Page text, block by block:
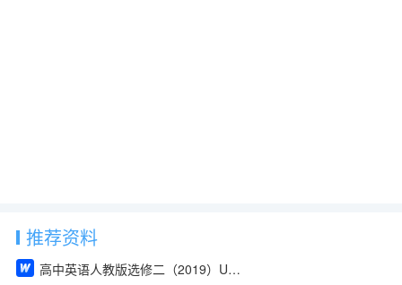
推荐资料
高中英语人教版选修二（2019）Unit 1 Build up your vocabulary（教案）